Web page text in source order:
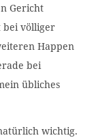
Gericht
bei völliger
Happen
bei
übliches
wichtig.